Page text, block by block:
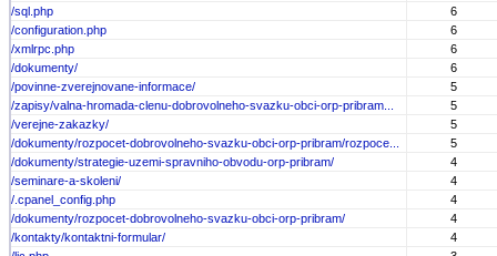
/sql.php
6
/configuration.php
6
/xmlrpc.php
6
/dokumenty/
6
/povinne-zverejnovane-informace/
5
/zapisy/valna-hromada-clenu-dobrovolneho-svazku-obci-orp-pribram...
5
/verejne-zakazky/
5
/dokumenty/rozpocet-dobrovolneho-svazku-obci-orp-pribram/rozpoce...
5
/dokumenty/strategie-uzemi-spravniho-obvodu-orp-pribram/
4
/seminare-a-skoleni/
4
/.cpanel_config.php
4
/dokumenty/rozpocet-dobrovolneho-svazku-obci-orp-pribram/
4
/kontakty/kontaktni-formular/
4